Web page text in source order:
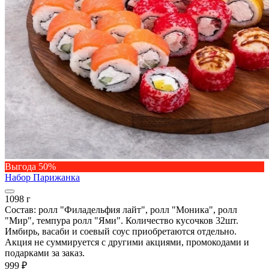
Выгода 50%
Набор Парижанка
1098 г
Состав: ролл "Филадельфия лайт", ролл "Моника", ролл
"Мир", темпура ролл "Ями". Количество кусочков 32шт.
Имбирь, васаби и соевый соус приобретаются отдельно.
Акция не суммируется с другими акциями, промокодами и
подарками за заказ.
999 ₽